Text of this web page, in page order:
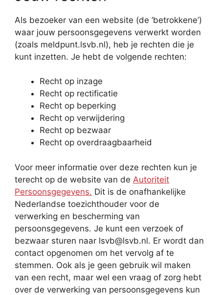
Als bezoeker van een website (de ‘betrokkene’)
waar jouw persoonsgegevens verwerkt worden
(zoals meldpunt.lsvb.nl), heb je rechten die je
kunt inzetten. Je hebt de volgende rechten:
Recht op inzage
Recht op rectificatie
Recht op beperking
Recht op verwijdering
Recht op bezwaar
Recht op overdraagbaarheid
Voor meer informatie over deze rechten kun je
terecht op de website van de Autoriteit
Persoonsgegevens. Dit is de onafhankelijke
Nederlandse toezichthouder voor de
verwerking en bescherming van
persoonsgegevens. Je kunt een verzoek of
bezwaar sturen naar lsvb@lsvb.nl. Er wordt dan
contact opgenomen om het vervolg af te
stemmen. Ook als je geen gebruik wil maken
van een recht, maar wel een vraag of zorg hebt
over de verwerking van persoonsgegevens kun